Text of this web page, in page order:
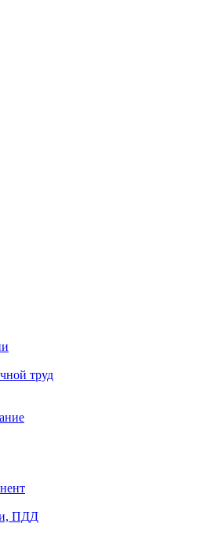
труд
ПДД